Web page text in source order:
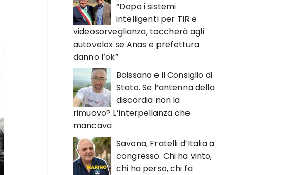
“Dopo i sistemi
intelligenti per TIR e
videosorveglianza, toccherà agli
autovelox se Anas e prefettura
danno l’ok”
Boissano e il Consiglio di
Stato. Se l’antenna della
discordia non la
rimuovo? L’interpellanza che
mancava
Savona, Fratelli d’Italia a
congresso. Chi ha vinto,
chi ha perso, chi fa